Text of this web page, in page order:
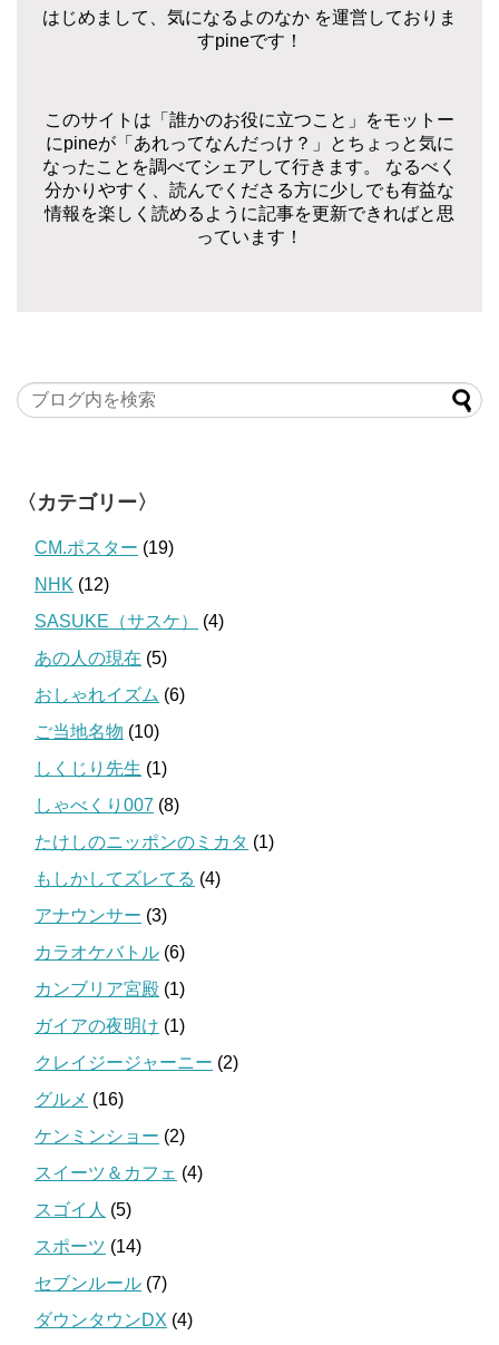
はじめまして、気になるよのなか を運営しておりま
すpineです！
このサイトは「誰かのお役に立つこと」をモットー
にpineが「あれってなんだっけ？」とちょっと気に
なったことを調べてシェアして行きます。 なるべく
分かりやすく、読んでくださる方に少しでも有益な
情報を楽しく読めるように記事を更新できればと思
っています！
〈カテゴリー〉
CM.ポスター (19)
NHK (12)
SASUKE（サスケ）
(4)
あの人の現在 (5)
おしゃれイズム (6)
ご当地名物 (10)
しくじり先生 (1)
しゃべくり007 (8)
たけしのニッポンのミカタ (1)
もしかしてズレてる (4)
アナウンサー (3)
カラオケバトル (6)
カンブリア宮殿 (1)
ガイアの夜明け (1)
クレイジージャーニー (2)
グルメ (16)
ケンミンショー (2)
スイーツ＆カフェ (4)
スゴイ人 (5)
スポーツ (14)
セブンルール (7)
ダウンタウンDX (4)